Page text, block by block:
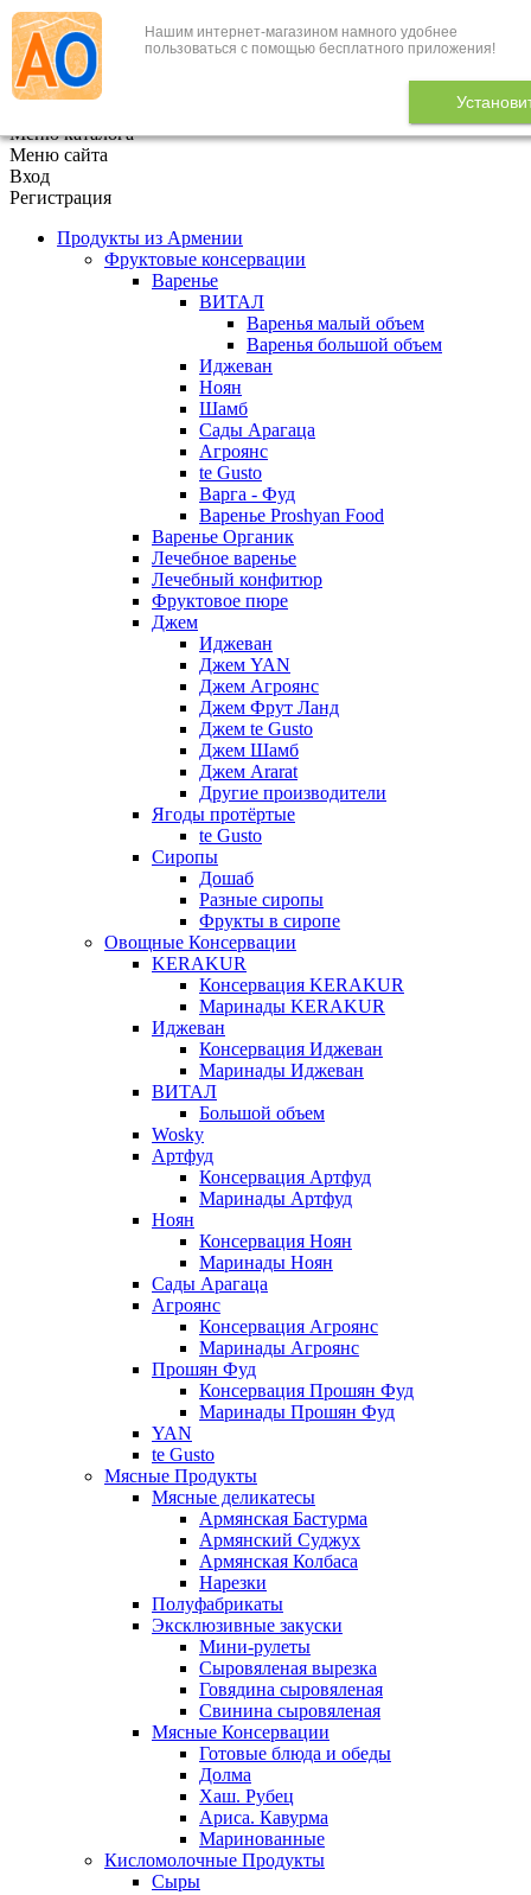
Нашим интернет-магазином намного удобнее
пользоваться с помощью бесплатного приложения!
+7 (495) 646-888-1
В корзине 0
Меню каталога
Меню сайта
Вход
Регистрация
Продукты из Армении
Фруктовые консервации
Варенье
ВИТАЛ
Варенья малый объем
Варенья большой объем
Иджеван
Ноян
Шамб
Сады Арагаца
Агроянс
te Gusto
Варга - Фуд
Варенье Proshyan Food
Варенье Органик
Лечебное варенье
Лечебный конфитюр
Фруктовое пюре
Джем
Иджеван
Джем YAN
Джем Агроянс
Джем Фрут Ланд
Джем te Gusto
Джем Шамб
Джем Ararat
Другие производители
Ягоды протёртые
te Gusto
Сиропы
Дошаб
Разные сиропы
Фрукты в сиропе
Овощные Консервации
KERAKUR
Консервация KERAKUR
Маринады KERAKUR
Иджеван
Консервация Иджеван
Маринады Иджеван
ВИТАЛ
Большой объем
Wosky
Артфуд
Консервация Артфуд
Маринады Артфуд
Ноян
Консервация Ноян
Маринады Ноян
Сады Арагаца
Агроянс
Консервация Агроянс
Маринады Агроянс
Прошян Фуд
Консервация Прошян Фуд
Маринады Прошян Фуд
YAN
te Gusto
Мясные Продукты
Мясные деликатесы
Армянская Бастурма
Армянский Суджух
Армянская Колбаса
Нарезки
Полуфабрикаты
Эксклюзивные закуски
Мини-рулеты
Сыровяленая вырезка
Говядина сыровяленая
Свинина сыровяленая
Мясные Консервации
Готовые блюда и обеды
Долма
Хаш. Рубец
Ариса. Кавурма
Маринованные
Кисломолочные Продукты
Сыры